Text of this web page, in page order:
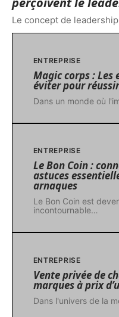
Le concept de
ENTREPRISE
Magic corps : Les
éviter pour
Dans un monde où
ENTREPRISE
Le Bon Coin :
astuces
arnaques
Le Bon Coin est
incontournable…
ENTREPRISE
Vente privée de
marques à prix
Dans l'univers de la